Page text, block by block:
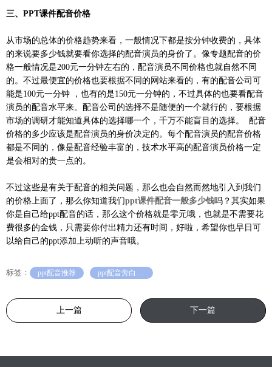
三、PPT课件配音价格
从市场的总体的价格趋势来看，一般情况下都是按分钟收费的，具体
的来说要多少钱就要看你选择的配音演员的身价了。像专题配音的价
格一般情况是200元一分钟左右的，配音演员不同价格也就自然不同
的。不过最便宜的价格也要根据不同的网站来看的，有的配音公司可
能是100元一分钟 ，也有的是150元一分钟的，不过具体的也要看配音
演员的配音水平来。配音公司的选择不是随便的一个就行的，要根据
市场的调研才能知道具体的选择哪一个，千万不能盲目的选择。 配音
价格的多少应该是配音演员的身价决定的。每个配音演员的配音价格
都是不同的，像是配音经验丰富的，技术水平高的配音演员价格一定
是会相对的贵一点的。
不过这些是有关于配音的相关问题，那么也会自然而然地引入到我们
的价格上面了，那么你知道我们ppt课件配音一般多少钱吗？其实如果
你是自己给ppt配音的话，那么这个价格就是零元哦，也就是不需要花
费很多的金钱，只需要你付出精力还有时间，好啦，希望你也早日可
以给自己的ppt添加上动听的声音哦。
标签： ppt配音推荐
上一篇 下一篇